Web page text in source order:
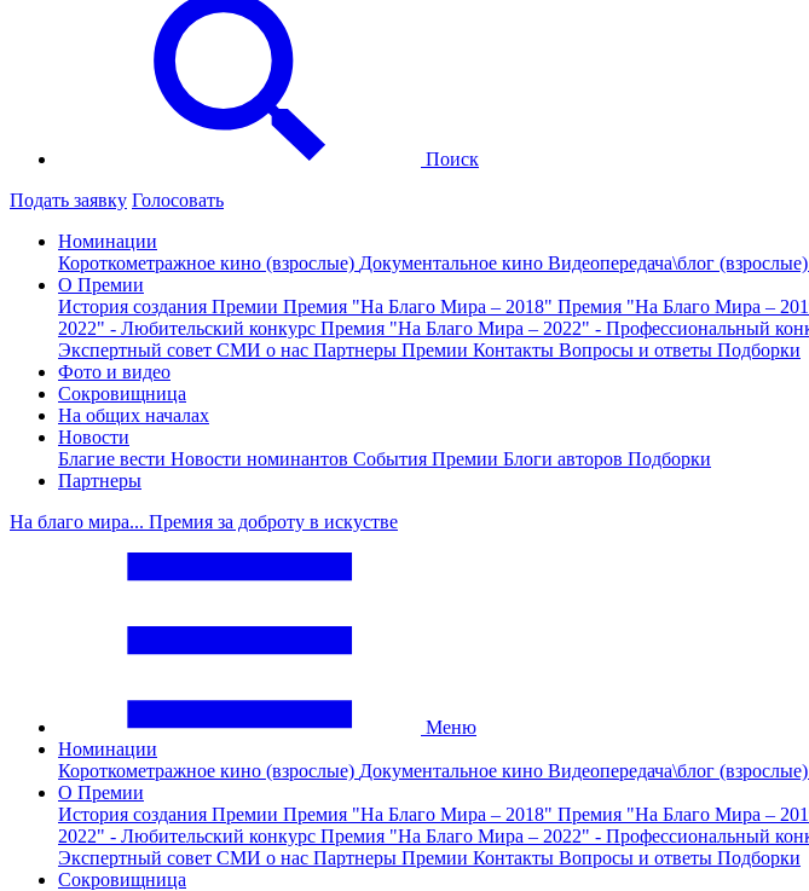
Поиск
Подать заявку Голосовать
Номинации
Короткометражное кино (взрослые) Документальное кино Видеопередача\блог (взрослые)
О Премии
История создания Премии Премия "На Благо Мира – 2018" Премия "На Благо Мира –
2022" - Любительский конкурс Премия "На Благо Мира – 2022" - Профессиональный
Экспертный совет СМИ о нас Партнеры Премии Контакты Вопросы и ответы Подборки
Фото и видео
Сокровищница
На общих началах
Новости
Благие вести Новости номинантов События Премии Блоги авторов Подборки
Партнеры
На благо мира... Премия за доброту в искустве
Меню
Номинации
Короткометражное кино (взрослые) Документальное кино Видеопередача\блог (взрослые)
О Премии
История создания Премии Премия "На Благо Мира – 2018" Премия "На Благо Мира –
2022" - Любительский конкурс Премия "На Благо Мира – 2022" - Профессиональный
Экспертный совет СМИ о нас Партнеры Премии Контакты Вопросы и ответы Подборки
Сокровищница